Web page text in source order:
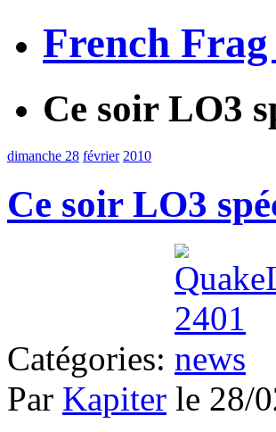
French
Ce soir LO3
dimanche 28 février 2010
Ce soir LO3
Catégories:
Par Kapiter le 28/